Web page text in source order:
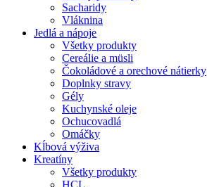
Sacharidy
Vláknina
Jedlá a nápoje
Všetky produkty
Cereálie a müsli
Čokoládové a orechové nátierky
Doplnky stravy
Gély
Kuchynské oleje
Ochucovadlá
Omáčky
Kĺbová výživa
Kreatíny
Všetky produkty